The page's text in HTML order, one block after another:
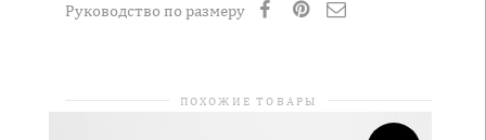
Руководство по размеру
ПОХОЖИЕ ТОВАРЫ